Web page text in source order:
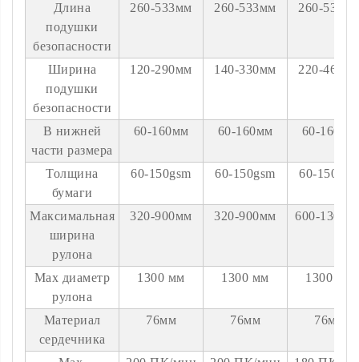
Длина
подушки
безопасности
260-533мм 260-533мм 260-
Ширина
подушки
безопасности
120-290мм 140-330мм 220-
В нижней
части размера
60-160мм 60-160мм 60-160мм
Толщина
бумаги
60-150gsm 60-150gsm 60-150gsm
Максимальная
ширина
рулона
320-900мм 320-900мм 600-
Max диаметр
рулона
1300 мм 1300 мм 1300 мм
Материал
сердечника
76мм 76мм 76мм